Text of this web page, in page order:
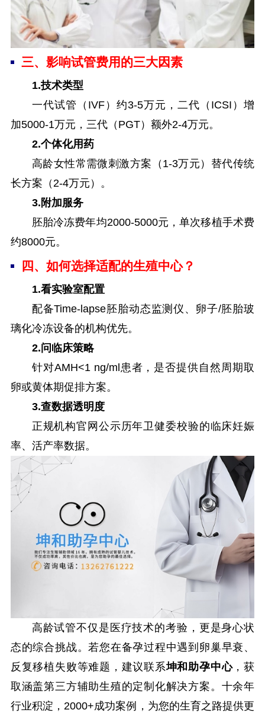
三、影响试管费用的三大因素
1.技术类型
一代试管（IVF）约3-5万元，二代（ICSI）增
加5000-1万元，三代（PGT）额外2-4万元。
2.个体化用药
高龄女性常需微刺激方案（1-3万元）替代传统
长方案（2-4万元）。
3.附加服务
胚胎冷冻费年均2000-5000元，单次移植手术费
约8000元。
四、如何选择适配的生殖中心？
1.看实验室配置
配备Time-lapse胚胎动态监测仪、卵子/胚胎玻
璃化冷冻设备的机构优先。
2.问临床策略
针对AMH<1 ng/ml患者，是否提供自然周期取
卵或黄体期促排方案。
3.查数据透明度
正规机构官网公示历年卫健委校验的临床妊娠
率、活产率数据。
高龄试管不仅是医疗技术的考验，更是身心状
态的综合挑战。若您在备孕过程中遇到卵巢早衰、
反复移植失败等难题，建议联系坤和助孕中心，获
取涵盖第三方辅助生殖的定制化解决方案。十余年
行业积淀，2000+成功案例，为您的生育之路提供更